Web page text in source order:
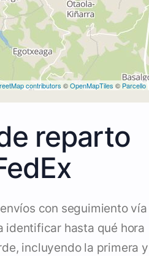
contributors ©OpenMapTiles © Parcello
reparto
con seguimiento vía
identificar hasta qué hora
incluyendo la primera y